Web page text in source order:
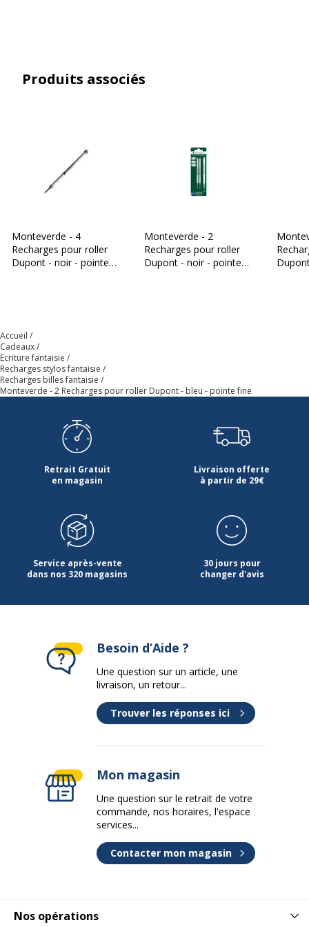
Produits associés
Monteverde - 4
Recharges pour roller
Dupont - noir - pointe
Monteverde - 2
Recharges pour roller
Dupont - noir - pointe
Accueil
Cadeaux
Ecriture fantaisie
Recharges stylos fantaisie
Recharges billes fantaisie
Monteverde - 2 Recharges pour roller Dupont - bleu - pointe fine
Retrait Gratuit
en magasin
Livraison offerte
à partir de 29€
Service après-vente
dans nos 320 magasins
30 jours pour
changer d'avis
Nos opérations
Besoin d’Aide ?
Une question sur un article, une
livraison, un retour...
Trouver les réponses ici
Mon magasin
Une question sur le retrait de votre
commande, nos horaires, l'espace
services...
Contacter mon magasin